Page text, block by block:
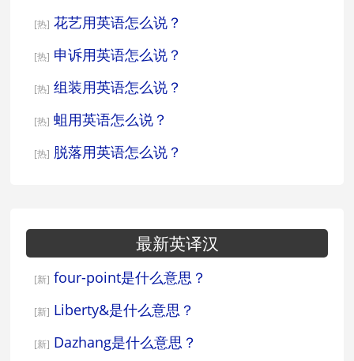
[热] 花艺用英语怎么说？
[热] 申诉用英语怎么说？
[热] 组装用英语怎么说？
[热] 蛆用英语怎么说？
[热] 脱落用英语怎么说？
最新英译汉
[新] four-point是什么意思？
[新] Liberty&是什么意思？
[新] Dazhang是什么意思？